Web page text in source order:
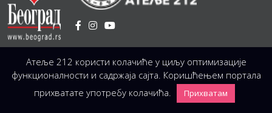
Установа Културе / Светогорска 21, 11103 Београд, Србија
Централа (управа, организација, администрација, рачуноводство, техника)
+381 11 3246 146;
+381 11 3246 147 |office@atelje212.rs
Сва Права Задржана © 2026 Позориште Атеља 212
Атеље 212 користи колачиће у циљу оптимизације
функционалности и садржаја сајта. Коришћењем портала
прихватате употребу колачића.
Прихватам